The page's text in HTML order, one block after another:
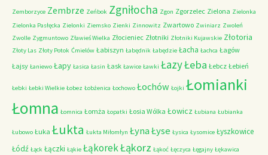
Zemborzyce Zembrze Zeńbok Zgniłocha Zgon Zgorzelec Zielona Zielonka
Zielonka Pasłęcka Zielonki Ziemsko Zienki Zinnowitz Zwartowo Zwiniarz Zwoleń
Zwolle Zygmuntowo Zławieś Wielka Złocieniec Złotniki Złotniki Kujawskie Złotoria
Złoty Las Złoty Potok Ćmielów Łabiszyn Łabędnik Łabędzie Łacha Łachca Łagów
Łajsy Łaniewo Łapy Łasica Łasin Łask Ławice Ławki ŁazyŁeba Łebcz Łebień
Łebki Łebki Wielkie Łobez Łobżenica Łochowo Łochów Łojki Łomianki
Łomna Łomnica Łomża Łopatki Łosia Wólka Łowicz Łubiana Łubianka
Łubowo Łuka Łukta Łukta Miłomłyn ŁynaŁyse Łysica Łysomice Łyszkowice
Łódź Łąck Łączki Łąkie ŁąkorekŁąkorz Łąkoć Łęczyca Łęgajny Łękawica